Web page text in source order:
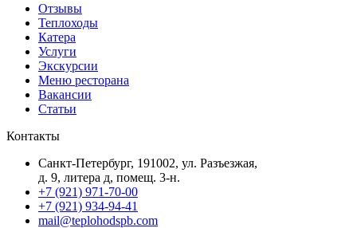
Отзывы
Теплоходы
Катера
Услуги
Экскурсии
Меню ресторана
Вакансии
Статьи
Контакты
Санкт-Петербург, 191002, ул. Разъезжая,
д. 9, литера д, помещ. 3-н.
+7 (921) 971-70-00
+7 (921) 934-94-41
mail@teplohodspb.com